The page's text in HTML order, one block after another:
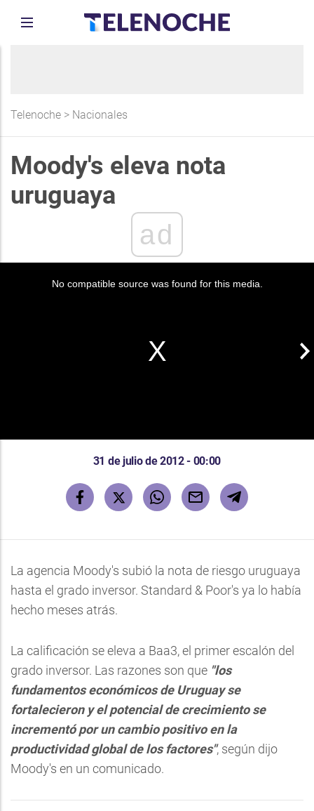
Telenoche > Nacionales
Moody's eleva nota
uruguaya
ad
No compatible source was found for this media.
31 de julio de 2012 - 00:00
La agencia Moody's subió la nota de riesgo uruguaya
hasta el grado inversor. Standard & Poor's ya lo había
hecho meses atrás.
La calificación se eleva a Baa3, el primer escalón del
grado inversor. Las razones son que "los
fundamentos económicos de Uruguay se
fortalecieron y el potencial de crecimiento se
incrementó por un cambio positivo en la
productividad global de los factores", según dijo
Moody's en un comunicado.